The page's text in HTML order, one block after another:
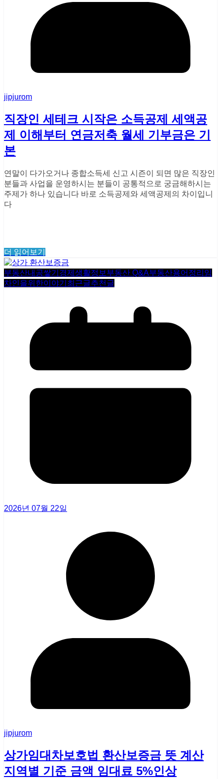
jipjurom
직장인 세테크 시작은 소득공제 세액공
제 이해부터 연금저축 월세 기부금은 기
본
연말이 다가오거나 종합소득세 신고 시즌이 되면 많은 직장인
분들과 사업을 운영하시는 분들이 공통적으로 궁금해하시는
주제가 하나 있습니다 바로 소득공제와 세액공제의 차이입니
다
더 읽어보기
부동산내공쌓기 경제생활정보 부동산 Q&A부동산용어정리 임
차인을위한이야기 최근글추천글
2026년 07월 22일
jipjurom
상가임대차보호법 환산보증금 뜻 계산
지역별 기준 금액 임대료 5%인상